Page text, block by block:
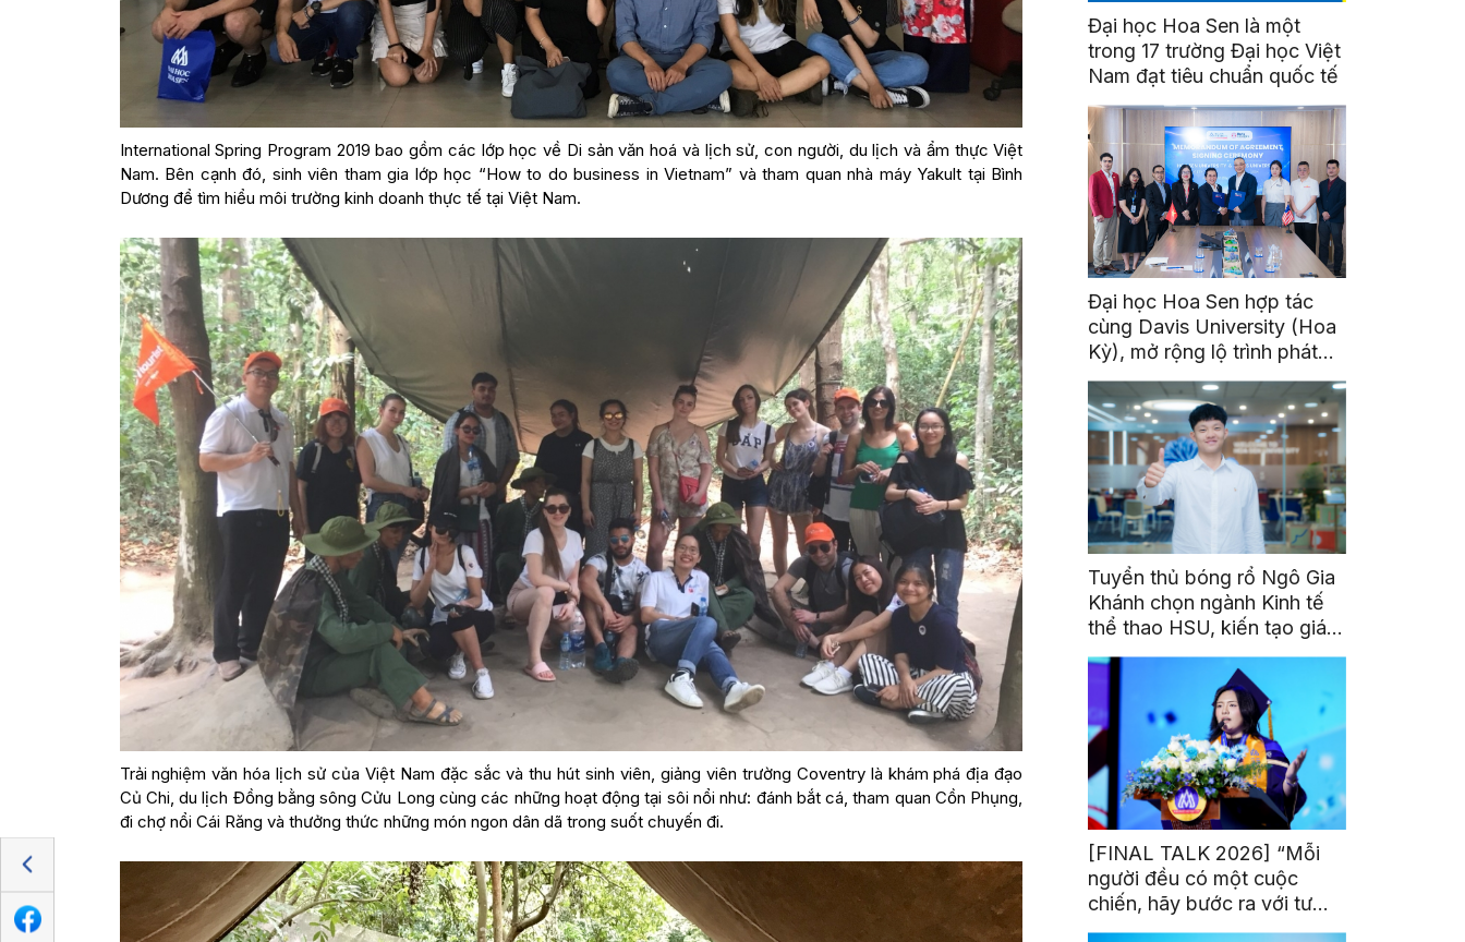
International Spring Program 2019 bao gồm các lớp học về Di sản văn hoá và lịch sử, con người, du lịch và ẩm thực Việt
Nam. Bên cạnh đó, sinh viên tham gia lớp học “How to do business in Vietnam” và tham quan nhà máy Yakult tại Bình
Dương để tìm hiểu môi trường kinh doanh thực tế tại Việt Nam.
Trải nghiệm văn hóa lịch sử của Việt Nam đặc sắc và thu hút sinh viên, giảng viên trường Coventry là khám phá địa đạo
Củ Chi, du lịch Đồng bằng sông Cửu Long cùng các những hoạt động tại sôi nổi như: đánh bắt cá, tham quan Cồn Phụng,
đi chợ nổi Cái Răng và thưởng thức những món ngon dân dã trong suốt chuyến đi.
Đại học Hoa Sen là một
trong 17 trường Đại học Việt
Nam đạt tiêu chuẩn quốc tế
Đại học Hoa Sen hợp tác
cùng Davis University (Hoa
Kỳ), mở rộng lộ trình phát
triển toàn cầu cho sinh viên
Tuyển thủ bóng rổ Ngô Gia
Khánh chọn ngành Kinh tế
thể thao HSU, kiến tạo giá
trị từ đam mê thể thao
[FINAL TALK 2026] “Mỗi
người đều có một cuộc
chiến, hãy bước ra với tư
thế của người chiến thắng”